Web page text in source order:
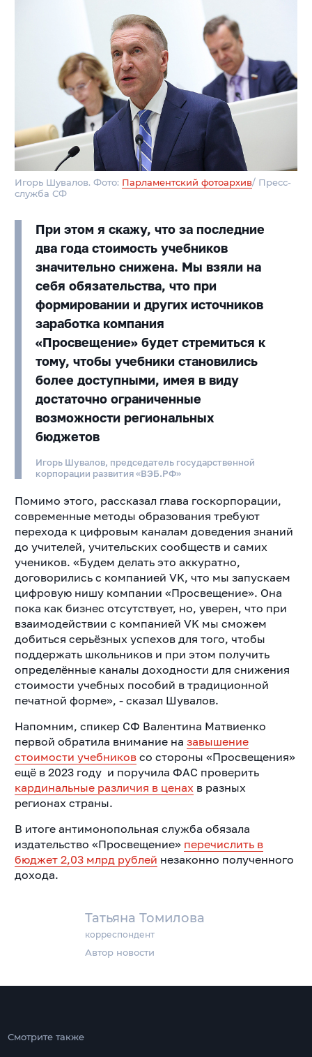
Татьяна Томилова
корреспондент
Автор новости
Игорь Шувалов. Фото: Парламентский фотоархив/ Пресс-
служба СФ
При этом я скажу, что за последние
два года стоимость учебников
значительно снижена. Мы взяли на
себя обязательства, что при
формировании и других источников
заработка компания
«Просвещение» будет стремиться к
тому, чтобы учебники становились
более доступными, имея в виду
достаточно ограниченные
возможности региональных
бюджетов
Игорь Шувалов, председатель государственной
корпорации развития «ВЭБ.РФ»
Помимо этого, рассказал глава госкорпорации,
современные методы образования требуют
перехода к цифровым каналам доведения знаний
до учителей, учительских сообществ и самих
учеников. «Будем делать это аккуратно,
договорились с компанией VK, что мы запускаем
цифровую нишу компании «Просвещение». Она
пока как бизнес отсутствует, но, уверен, что при
взаимодействии с компанией VK мы сможем
добиться серьёзных успехов для того, чтобы
поддержать школьников и при этом получить
определённые каналы доходности для снижения
стоимости учебных пособий в традиционной
печатной форме», - сказал Шувалов.
Напомним, спикер СФ Валентина Матвиенко
первой обратила внимание на завышение
стоимости учебниковсо стороны «Просвещения»
ещё в 2023 году и поручила ФАС проверить
кардинальные различия в ценахв разных
регионах страны.
В итоге антимонопольная служба обязала
издательство «Просвещение» перечислить в
бюджет 2,03 млрд рублей незаконно полученного
дохода.
Смотрите также